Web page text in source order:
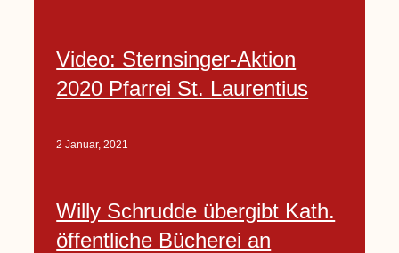
Video: Sternsinger-Aktion
2020 Pfarrei St. Laurentius
2 Januar, 2021
Willy Schrudde übergibt Kath.
öffentliche Bücherei an